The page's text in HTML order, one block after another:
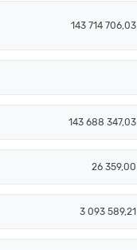
143 714 706,03
143 688 347,03
26 359,00
3 093 589,21